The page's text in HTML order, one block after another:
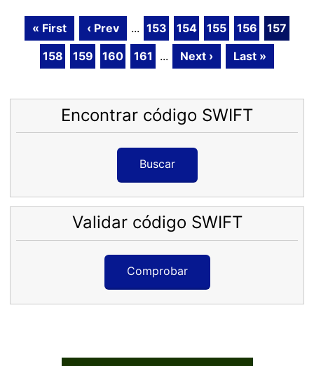
« First ‹ Prev ... 153 154 155 156
157
158
159 160 161 ... Next › Last »
Encontrar código SWIFT
Buscar
Validar código SWIFT
Comprobar